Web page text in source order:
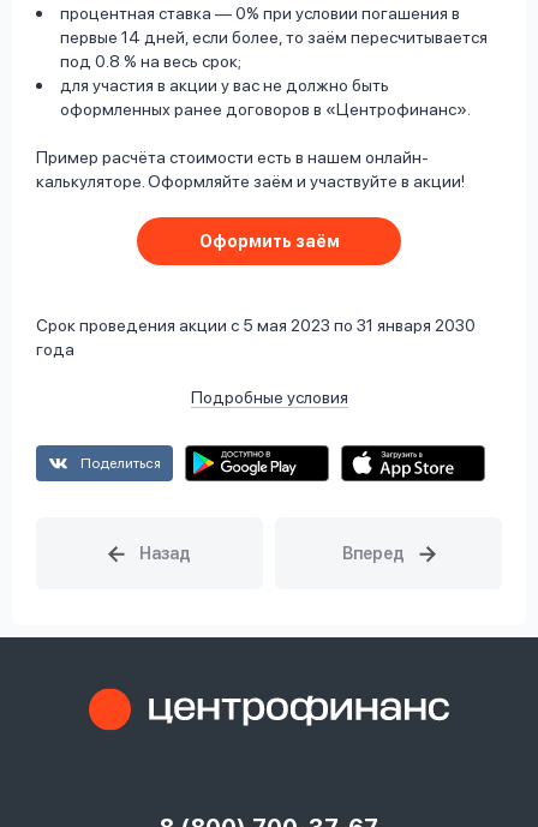
процентная ставка — 0% при условии погашения в
первые 14 дней, если более, то заём пересчитывается
под 0.8 % на весь срок;
для участия в акции у вас не должно быть
оформленных ранее договоров в «Центрофинанс».
Пример расчёта стоимости есть в нашем онлайн-
калькуляторе. Оформляйте заём и участвуйте в акции!
Оформить заём
Cрок проведения акции с 5 мая 2023 по 31 января 2030
года
Подробные условия
Поделиться